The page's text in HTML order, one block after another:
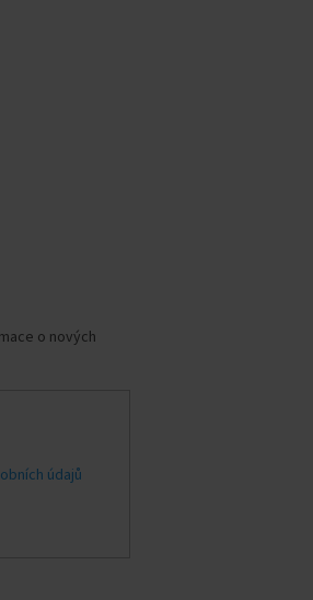
o nových
údajů